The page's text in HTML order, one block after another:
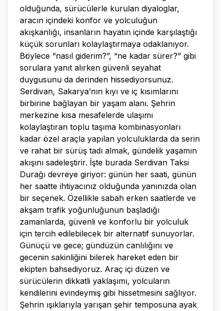
olduğunda, sürücülerle kurulan diyaloglar,
aracın içindeki konfor ve yolculuğun
akışkanlığı, insanların hayatın içinde karşılaştığı
küçük sorunları kolaylaştırmaya odaklanıyor.
Böylece “nasıl giderim?”, “ne kadar sürer?” gibi
sorulara yanıt alırken güvenli seyahat
duygusunu da derinden hissediyorsunuz.
Serdivan, Sakarya’nın kıyı ve iç kısımlarını
birbirine bağlayan bir yaşam alanı. Şehrin
merkezine kısa mesafelerde ulaşımı
kolaylaştıran toplu taşıma kombinasyonları
kadar özel araçla yapılan yolculuklarda da serin
ve rahat bir sürüş tadı almak, gündelik yaşamın
akışını sadeleştirir. İşte burada Serdivan Taksi
Durağı devreye giriyor: günün her saati, günün
her saatte ihtiyacınız olduğunda yanınızda olan
bir seçenek. Özellikle sabah erken saatlerde ve
akşam trafik yoğunluğunun başladığı
zamanlarda, güvenli ve konforlu bir yolculuk
için tercih edilebilecek bir alternatif sunuyorlar.
Günüçü ve gece; gündüzün canlılığını ve
gecenin sakinliğini bilerek hareket eden bir
ekipten bahsediyoruz. Araç içi düzen ve
sürücülerin dikkatli yaklaşımı, yolcuların
kendilerini evindeymiş gibi hissetmesini sağlıyor.
Şehrin ışıklarıyla yarışan şehir temposuna ayak